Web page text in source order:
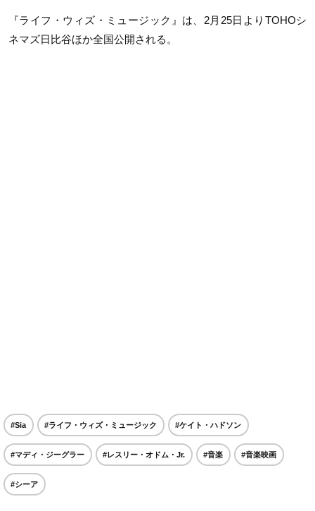
『ライフ・ウィズ・ミュージック』は、 2月 25日より TOHOシ
ネマズ日比谷ほか全国公開される。
#Sia #ライフ・ウィズ・ミュージック #ケイト・ハドソン
#マディ・ジーグラー #レスリー・オドム・Jr. #音楽 #音楽映画
#シーア